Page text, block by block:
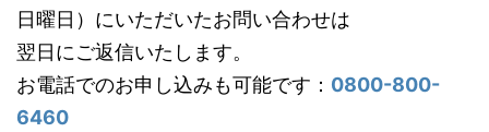
日曜日）にいただいたお問い合わせは
翌日にご返信いたします。
お電話でのお申し込みも可能です： 0800-800-
6460